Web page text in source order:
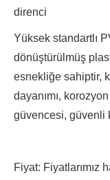
direnci
Yüksek standartlı
dönüştürülmüş
esnekliğe sahiptir,
dayanımı,
güvencesi, güvenli
Fiyat: Fiyatlarımız